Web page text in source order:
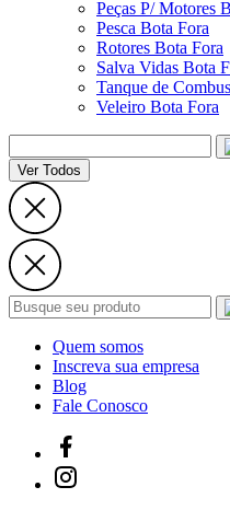
Peças P/ Motores
Pesca Bota Fora
Rotores Bota Fora
Salva Vidas Bota
Tanque de
Veleiro Bota Fora
Ver Todos
Quem somos
Inscreva sua empresa
Blog
Fale Conosco